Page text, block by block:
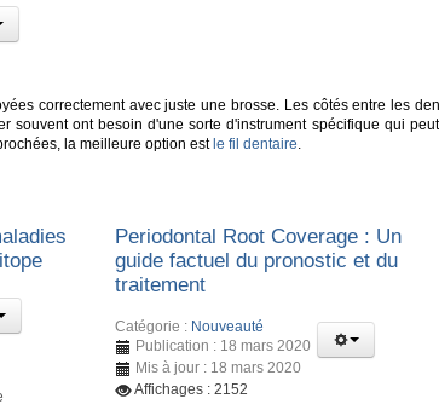
correctement avec juste une brosse. Les côtés entre les
souvent ont besoin d'une sorte d'instrument spécifique qui
la meilleure option estle fil dentaire
Periodontal Root Coverage : Un
guide factuel du pronostic et du
traitement
Catégorie : Nouveauté
Publication : 18 mars 2020
Mis à jour : 18 mars 2020
Affichages : 2152